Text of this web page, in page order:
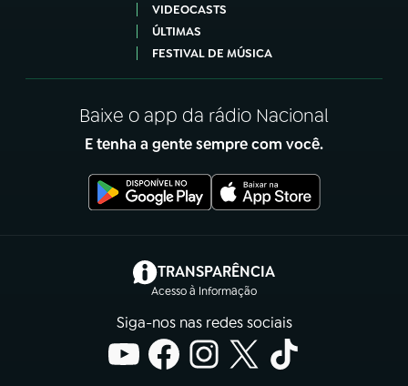
VIDEOCASTS
ÚLTIMAS
FESTIVAL DE MÚSICA
Baixe o app da rádio Nacional
E tenha a gente sempre com você.
TRANSPARÊNCIA
Acesso à Informação
(abre em nova aba)
Siga-nos nas redes sociais